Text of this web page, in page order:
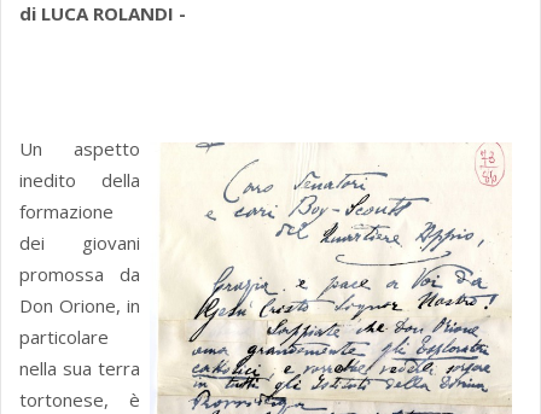
di LUCA ROLANDI -
Un aspetto
inedito della
formazione
dei giovani
promossa da
Don Orione, in
particolare
nella sua terra
tortonese, è